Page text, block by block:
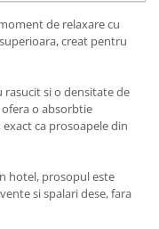
de relaxare cu
creat pentru
si o densitate de
ofera o absorbtie
ca prosoapele din
hotel, prosopul este
si spalari dese, fara